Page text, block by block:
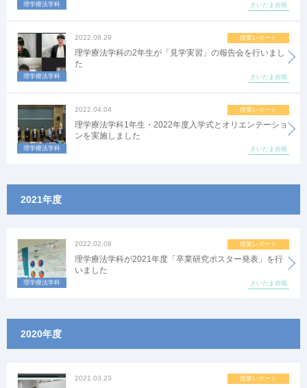
さいたま岩槻
理学療法学科
2022.08.29 授業レポート
理学療法学科の2年生が「見学実習」の報告会を行いまし
た
さいたま岩槻
理学療法学科
2022.04.04 授業レポート
理学療法学科1年生・2022年度入学式とオリエンテーショ
ンを実施しました
さいたま岩槻
理学療法学科
2021年度
2022.02.08 授業レポート
理学療法学科が2021年度「卒業研究ポスター発表」を行
いました
さいたま岩槻
理学療法学科
2020年度
2021.03.23 授業レポート